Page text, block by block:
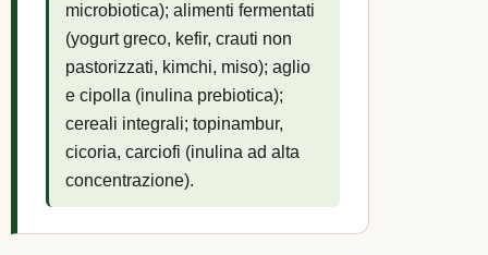
microbiotica); alimenti fermentati
(yogurt greco, kefir, crauti non
pastorizzati, kimchi, miso); aglio
e cipolla (inulina prebiotica);
cereali integrali; topinambur,
cicoria, carciofi (inulina ad alta
concentrazione).